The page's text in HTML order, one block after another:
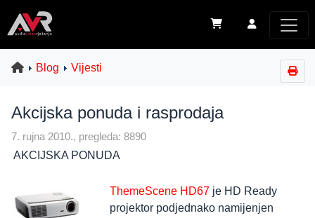
Blog Vijesti
Akcijska ponuda i rasprodaja
7. rujna 2010., pregleda: 8890
AKCIJSKA PONUDA
ThemeScene HD67 je HD Ready
projektor podjednako namijenjen